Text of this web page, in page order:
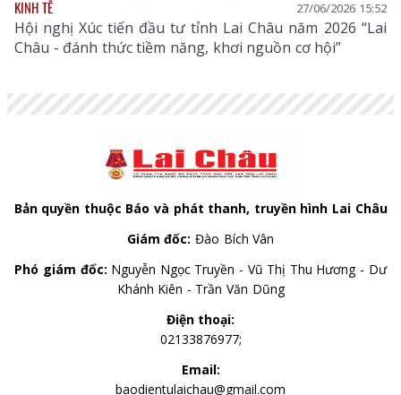
KINH TẾ 27/06/2026 15:52
Hội nghị Xúc tiến đầu tư tỉnh Lai Châu năm 2026 “Lai
Châu - đánh thức tiềm năng, khơi nguồn cơ hội”
Bản quyền thuộc Báo và phát thanh, truyền hình Lai Châu
Giám đốc: Đào Bích Vân
Phó giám đốc: Nguyễn Ngọc Truyền - Vũ Thị Thu Hương - Dư
Khánh Kiên - Trần Văn Dũng
Điện thoại:
02133876977;
Email:
baodientulaichau@gmail.com